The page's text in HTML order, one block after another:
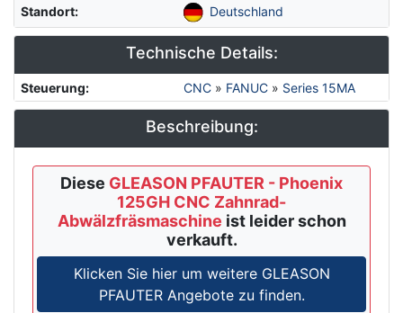
Standort: Deutschland
Technische Details:
Steuerung: CNC» FANUC» Series 15MA
Beschreibung:
Diese GLEASON PFAUTER - Phoenix
125GH CNC Zahnrad-
Abwälzfräsmaschine ist leider schon
verkauft.
Klicken Sie hier um weitere GLEASON
PFAUTER Angebote zu finden.